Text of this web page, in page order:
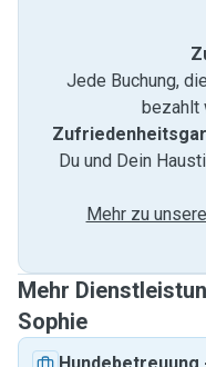
Jede Buchung,
bezahlt
Du und Dein
Mehr zu
Mehr
Sophie